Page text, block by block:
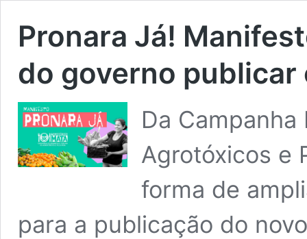
Pronara Já!
do governo publicar
Da
Agrotóxicos e
forma de
para a publicação do